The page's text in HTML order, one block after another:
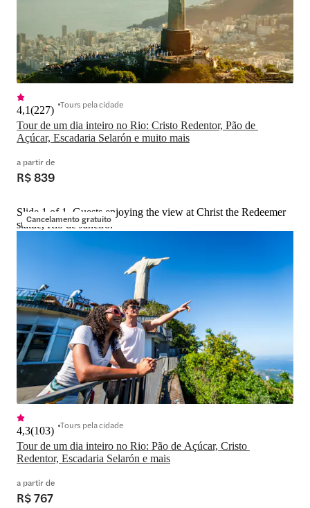
Tour de um dia inteiro no Rio: Cristo Redentor, Pão de
Açúcar, Escadaria Selarón e muito mais
4,1(227) Tours pela cidade
a partir de
R$ 839
Cancelamento gratuito
Slide 1 of 1, Guests enjoying the view at Christ the Redeemer
statue, Rio de Janeiro.
Tour de um dia inteiro no Rio: Pão de Açúcar, Cristo
Redentor, Escadaria Selarón e mais
4,3(103) Tours pela cidade
a partir de
R$ 767